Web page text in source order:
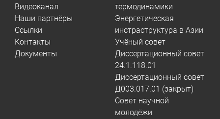
Видеоканал
Наши партнёры
Ссылки
Контакты
Документы
термодинамики
Энергетическая
инстраструктура в Азии
Учёный совет
Диссертационный совет
24.1.118.01
Диссертационный совет
Д003.017.01 (закрыт)
Совет научной
молодёжи